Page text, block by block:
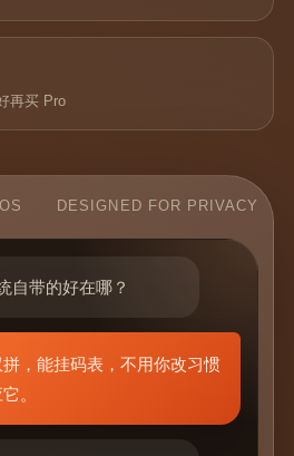
再买 Pro
DESIGNED FOR PRIVACY
自带的好在哪？
，能挂码表，不用你改习惯
。